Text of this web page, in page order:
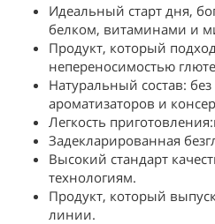
Идеальный старт дня,
белком, витаминами и
Продукт, который
непереносимостью
Натуральный состав:
ароматизаторов и
Легкость
Задекларированная
Высокий стандарт
технологиям.
Продукт, который
линии.